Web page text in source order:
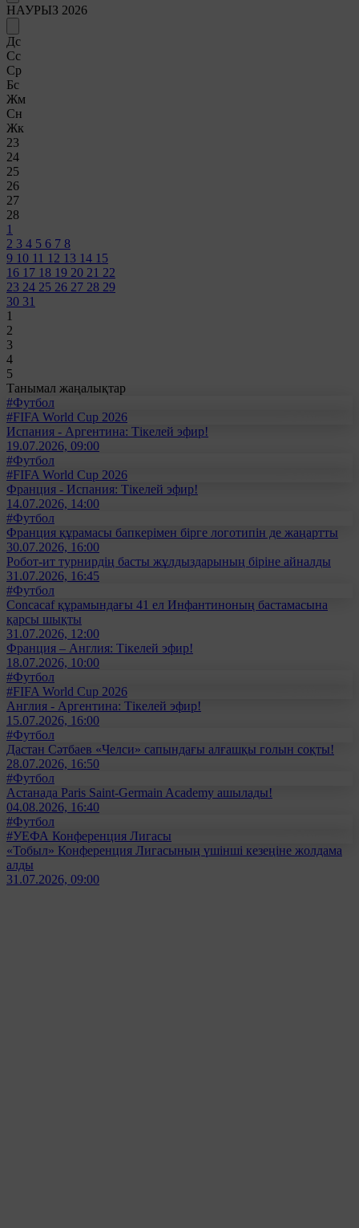
НАУРЫЗ 2026
Дс
Сс
Ср
Бс
Жм
Сн
Жк
23
24
25
26
27
28
1
2 3 4 5 6 7 8
9 10 11 12 13 14 15
16 17 18 19 20 21 22
23 24 25 26 27 28 29
30 31
1
2
3
4
5
Танымал жаңалықтар
#Футбол
#FIFA World Cup 2026
Испания - Аргентина: Тікелей эфир!
19.07.2026, 09:00
#Футбол
#FIFA World Cup 2026
Франция - Испания: Тікелей эфир!
14.07.2026, 14:00
#Футбол
Франция құрамасы бапкерімен бірге логотипін де жаңартты
30.07.2026, 16:00
Робот-ит турнирдің басты жұлдыздарының біріне айналды
31.07.2026, 16:45
#Футбол
Concacaf құрамындағы 41 ел Инфантиноның бастамасына
қарсы шықты
31.07.2026, 12:00
Франция – Англия: Тікелей эфир!
18.07.2026, 10:00
#Футбол
#FIFA World Cup 2026
Англия - Аргентина: Тікелей эфир!
15.07.2026, 16:00
#Футбол
Дастан Сәтбаев «Челси» сапындағы алғашқы голын соқты!
28.07.2026, 16:50
#Футбол
Астанада Paris Saint-Germain Academy ашылады!
04.08.2026, 16:40
#Футбол
#УЕФА Конференция Лигасы
«Тобыл» Конференция Лигасының үшінші кезеңіне жолдама
алды
31.07.2026, 09:00